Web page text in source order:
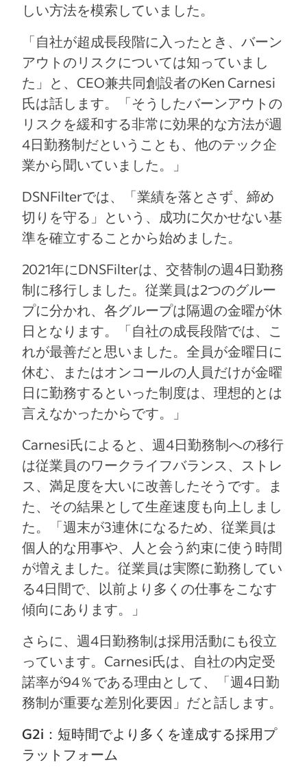
しい方法を模索していました。
「自社が超成長段階に入ったとき、バーン
アウトのリスクについては知っていまし
た」と、CEO兼共同創設者のKen Carnesi
氏は話します。「そうしたバーンアウトの
リスクを緩和する非常に効果的な方法が週
4日勤務制だということも、他のテック企
業から聞いていました。」
DSNFilterでは、「業績を落とさず、締め
切りを守る」という、成功に欠かせない基
準を確立することから始めました。
2021年にDNSFilterは、交替制の週4日勤務
制に移行しました。従業員は2つのグルー
プに分かれ、各グループは隔週の金曜が休
日となります。「自社の成長段階では、こ
れが最善だと思いました。全員が金曜日に
休む、またはオンコールの人員だけが金曜
日に勤務するといった制度は、理想的とは
言えなかったからです。」
Carnesi氏によると、週4日勤務制への移行
は従業員のワークライフバランス、ストレ
ス、満足度を大いに改善したそうです。ま
た、その結果として生産速度も向上しまし
た。「週末が3連休になるため、従業員は
個人的な用事や、人と会う約束に使う時間
が増えました。従業員は実際に勤務してい
る4日間で、以前より多くの仕事をこなす
傾向にあります。」
さらに、週4日勤務制は採用活動にも役立
っています。Carnesi氏は、自社の内定受
諾率が94％である理由として、「週4日勤
務制が重要な差別化要因」だと話します。
G2i：短時間でより多くを達成する採用プ
ラットフォーム